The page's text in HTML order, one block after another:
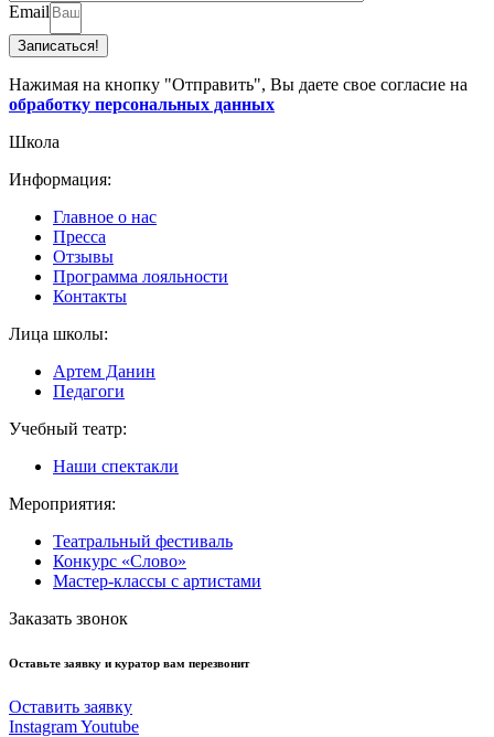
Email
Записаться!
Нажимая на кнопку "Отправить", Вы даете свое согласие на
обработку персональных данных
Школа
Информация:
Главное о нас
Пресса
Отзывы
Программа лояльности
Контакты
Лица школы:
Артем Данин
Педагоги
Учебный театр:
Наши спектакли
Мероприятия:
Театральный фестиваль
Конкурс «Слово»
Мастер-классы с артистами
Заказать звонок
Оставьте заявку и куратор вам перезвонит
Оставить заявку
InstagramYoutube